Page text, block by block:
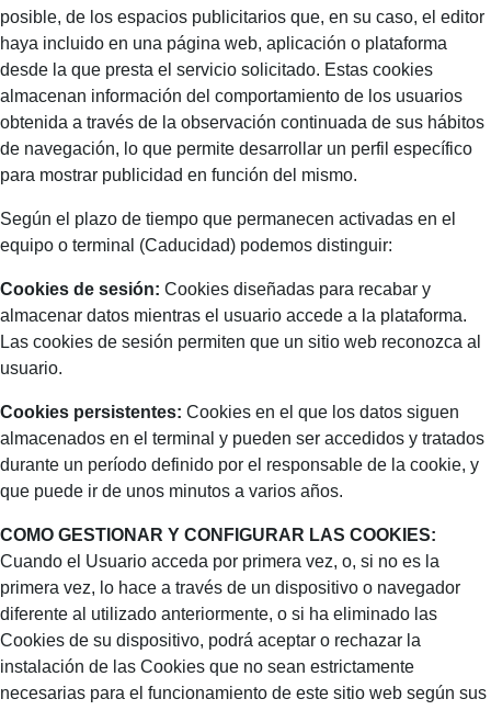
posible, de los espacios publicitarios que, en su caso, el editor
haya incluido en una página web, aplicación o plataforma
desde la que presta el servicio solicitado. Estas cookies
almacenan información del comportamiento de los usuarios
obtenida a través de la observación continuada de sus hábitos
de navegación, lo que permite desarrollar un perfil específico
para mostrar publicidad en función del mismo.
Según el plazo de tiempo que permanecen activadas en el
equipo o terminal (Caducidad) podemos distinguir:
Cookies de sesión: Cookies diseñadas para recabar y
almacenar datos mientras el usuario accede a la plataforma.
Las cookies de sesión permiten que un sitio web reconozca al
usuario.
Cookies persistentes: Cookies en el que los datos siguen
almacenados en el terminal y pueden ser accedidos y tratados
durante un período definido por el responsable de la cookie, y
que puede ir de unos minutos a varios años.
COMO GESTIONAR Y CONFIGURAR LAS COOKIES:
Cuando el Usuario acceda por primera vez, o, si no es la
primera vez, lo hace a través de un dispositivo o navegador
diferente al utilizado anteriormente, o si ha eliminado las
Cookies de su dispositivo, podrá aceptar o rechazar la
instalación de las Cookies que no sean estrictamente
necesarias para el funcionamiento de este sitio web según sus